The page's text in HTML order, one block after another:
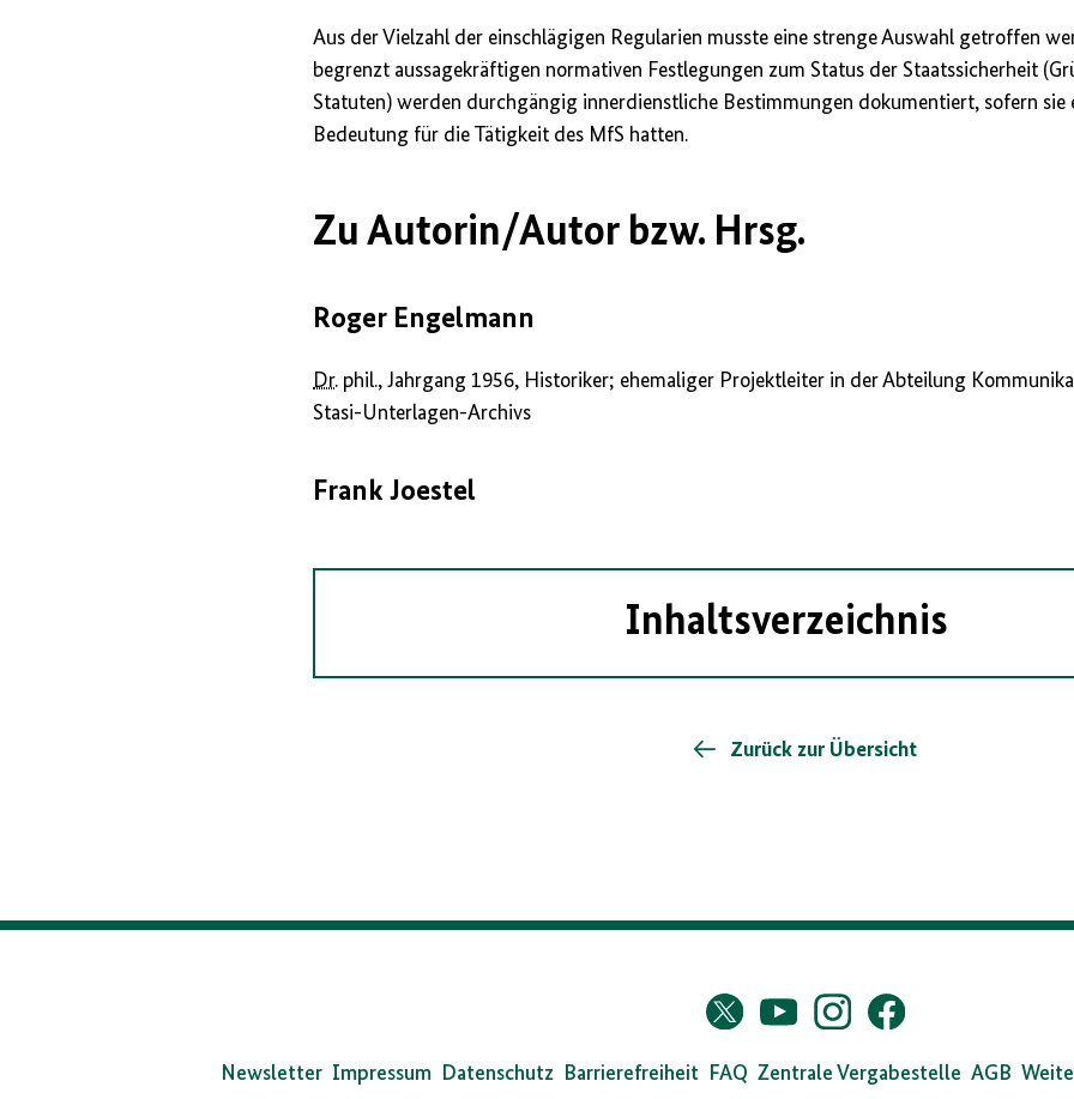
Aus der Vielzahl der einschlägigen Regularien musste eine strenge Auswahl getroffen
begrenzt aussagekräftigen normativen Festlegungen zum Status der Staatssicherheit
Statuten) werden durchgängig innerdienstliche Bestimmungen dokumentiert, sofern sie
Bedeutung für die Tätigkeit des MfS hatten.
Zu Autorin/Autor bzw. Hrsg.
Roger Engelmann
Dr. phil., Jahrgang 1956, Historiker; ehemaliger Projektleiter in der Abteilung
Stasi-Unterlagen-Archivs
Frank Joestel
Inhaltsverzeichnis
Zurück zur Übersicht
Bundearchiv
Twitter
X
YouTubeInstagramFacebook
Newsletter Impressum Datenschutz Barrierefreiheit FAQ Zentrale Vergabestelle AGB